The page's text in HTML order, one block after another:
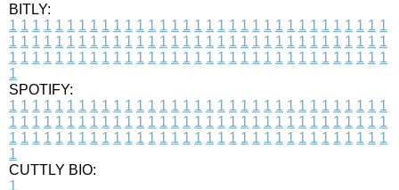
BITLY:
1 1 1 1 1 1 1 1 1 1 1 1 1 1 1 1 1 1 1 1 1 1 1 1 1 1 1 1 1 1 1 1 1
1 1 1 1 1 1 1 1 1 1 1 1 1 1 1 1 1 1 1 1 1 1 1 1 1 1 1 1 1 1 1 1 1
1 1 1 1 1 1 1 1 1 1 1 1 1 1 1 1 1 1 1 1 1 1 1 1 1 1 1 1 1 1 1 1 1
1
SPOTIFY:
1 1 1 1 1 1 1 1 1 1 1 1 1 1 1 1 1 1 1 1 1 1 1 1 1 1 1 1 1 1 1 1 1
1 1 1 1 1 1 1 1 1 1 1 1 1 1 1 1 1 1 1 1 1 1 1 1 1 1 1 1 1 1 1 1 1
1 1 1 1 1 1 1 1 1 1 1 1 1 1 1 1 1 1 1 1 1 1 1 1 1 1 1 1 1 1 1 1 1
1
CUTTLY BIO:
1